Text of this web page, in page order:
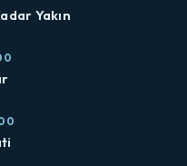
Yakın